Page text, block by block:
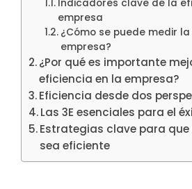
Indicadores clave de la
empresa
¿Cómo se puede medir
empresa?
¿Por qué es importante
eficiencia en la empresa?
Eficiencia desde dos
Las 3E esenciales para el
Estrategias clave para
sea eficiente